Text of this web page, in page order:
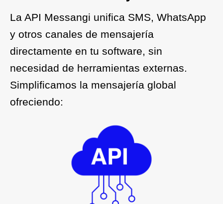
La API Messangi unifica SMS, WhatsApp
y otros canales de mensajería
directamente en tu software, sin
necesidad de herramientas externas.
Simplificamos la mensajería global
ofreciendo: